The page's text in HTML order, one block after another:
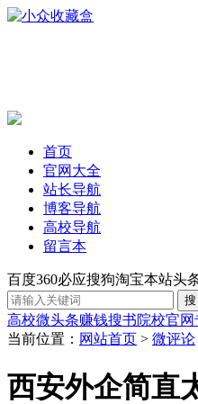
首页
官网大全
站长导航
博客导航
高校导航
留言本
百度360必应搜狗淘宝本站头
高校微头条赚钱搜书院校官网
当前位置： 网站首页 > 微评论
西安外企简直